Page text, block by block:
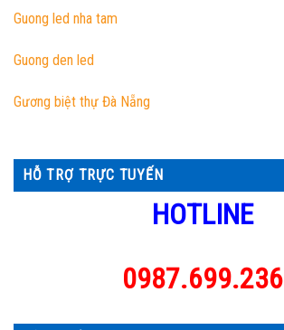
Guong led nha tam
Guong den led
Gương biệt thự Đà Nẵng
HỖ TRỢ TRỰC TUYẾN
HOTLINE
0987.699.236